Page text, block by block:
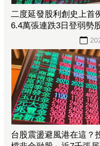
二度延發股利創史上首
6.4萬張連跌3日登弱
要求集保、證交所了解
台股震盪避風港在這？